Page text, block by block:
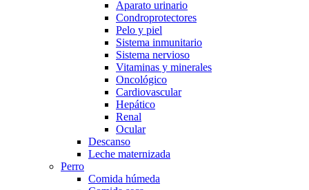
Aparato urinario
Condroprotectores
Pelo y piel
Sistema inmunitario
Sistema nervioso
Vitaminas y minerales
Oncológico
Cardiovascular
Hepático
Renal
Ocular
Descanso
Leche maternizada
Perro
Comida húmeda